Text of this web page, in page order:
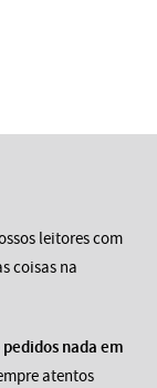
leitores com
coisas na
pedidos nada em
atentos